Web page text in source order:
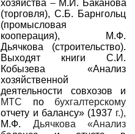
хозяйства – М.И. Баканова
(торговля), С.Б. Барнгольц
(промысловая
кооперация), М.Ф.
Дьячкова (строительство).
Выходят книги С.И.
Кобызева «Анализ
хозяйственной
деятельности совхозов и
МТС по бухгалтерскому
отчету и балансу» (1937 г.),
М.Ф. Дьячкова «Анализ